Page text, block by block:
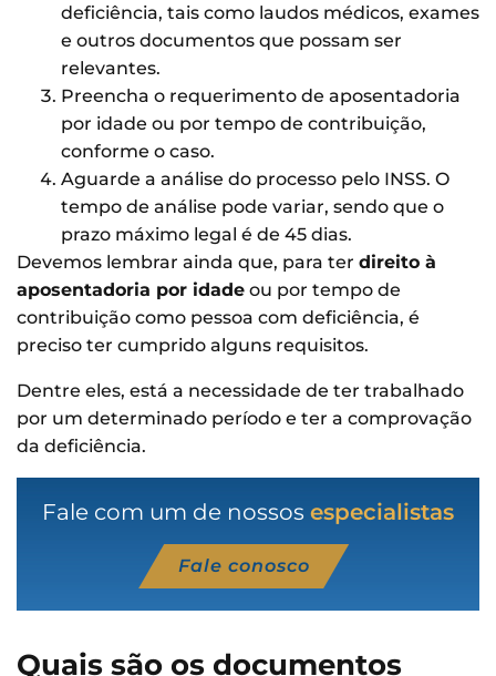
deficiência, tais como laudos médicos, exames
e outros documentos que possam ser
relevantes.
Preencha o requerimento de aposentadoria
por idade ou por tempo de contribuição,
conforme o caso.
Aguarde a análise do processo pelo INSS. O
tempo de análise pode variar, sendo que o
prazo máximo legal é de 45 dias.
Devemos lembrar ainda que, para ter direito à
aposentadoria por idade ou por tempo de
contribuição como pessoa com deficiência, é
preciso ter cumprido alguns requisitos.
Dentre eles, está a necessidade de ter trabalhado
por um determinado período e ter a comprovação
da deficiência.
Fale com um de nossos especialistas
Fale conosco
Quais são os documentos